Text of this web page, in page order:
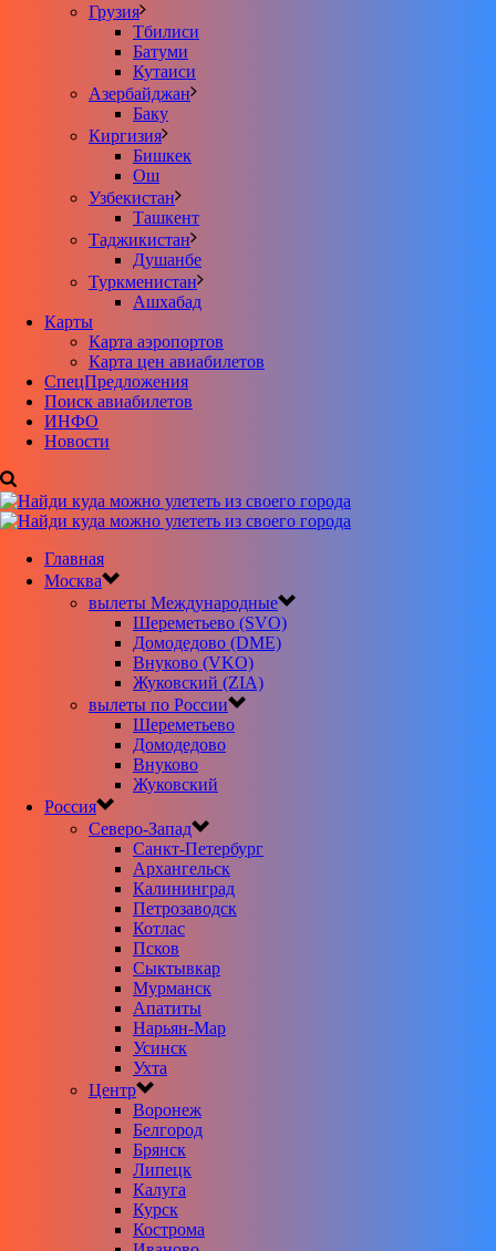
Грузия
Тбилиси
Батуми
Кутаиси
Азербайджан
Баку
Киргизия
Бишкек
Ош
Узбекистан
Ташкент
Таджикистан
Душанбе
Туркменистан
Ашхабад
Карты
Карта аэропортов
Карта цен авиабилетов
CпецПредложения
Поиск авиабилетов
ИНФО
Новости
Главная
Москва
вылеты Международные
Шереметьево (SVO)
Домодедово (DME)
Внуково (VKO)
Жуковский (ZIA)
вылеты по России
Шереметьево
Домодедово
Внуково
Жуковский
Россия
Северо-Запад
Санкт-Петербург
Архангельск
Калининград
Петрозаводск
Котлас
Псков
Сыктывкар
Мурманск
Апатиты
Нарьян-Мар
Усинск
Ухта
Центр
Воронеж
Белгород
Брянск
Липецк
Калуга
Курск
Кострома